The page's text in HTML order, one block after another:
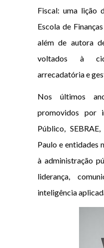
Fiscal: uma lição
Escola de
além de autora
voltados à
arrecadatória e
Nos últimos
promovidos por
Público,
Paulo e entidades
à administração
liderança,
inteligência